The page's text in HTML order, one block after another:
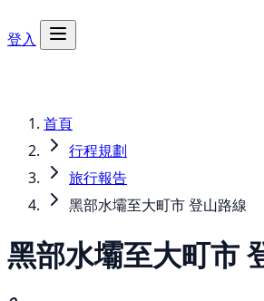
登入
首頁
行程規劃
旅行報告
黑部水壩至大町市 登山路線
黑部水壩至大町市